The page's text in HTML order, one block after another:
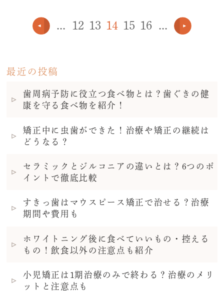
... 12 13 14 15 16 ...
最近の投稿
歯周病予防に役立つ食べ物とは？歯ぐきの健
康を守る食べ物を紹介！
矯正中に虫歯ができた！治療や矯正の継続は
どうなる？
セラミックとジルコニアの違いとは？6つのポ
イントで徹底比較
すきっ歯はマウスピース矯正で治せる？治療
期間や費用も
ホワイトニング後に食べていいもの・控える
もの！飲食以外の注意点も紹介
小児矯正は1期治療のみで終わる？治療のメリ
ットと注意点も